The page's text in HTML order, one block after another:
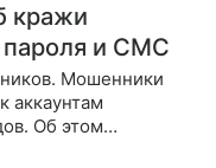
кражи
пароля и СМС
Мошенники
аккаунтам
Об этом